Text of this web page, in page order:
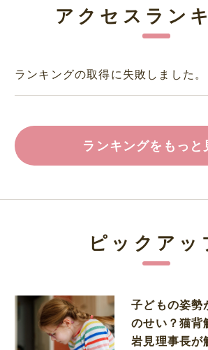
アクセスラン
ランキングの取得に失敗しました。
ランキングをもっと
ピックアッ
子どもの姿勢
のせい？猫背
岩見理事長が